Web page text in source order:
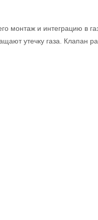
монтаж и интеграцию в
утечку газа. Клапан